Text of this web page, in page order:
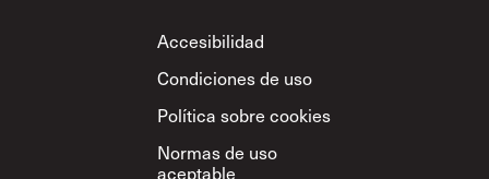
Footer
Accesibilidad
Condiciones de uso
Política sobre cookies
Normas de uso
aceptable